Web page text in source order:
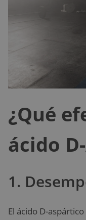
¿Qué
ácido
1.
El ácido D-